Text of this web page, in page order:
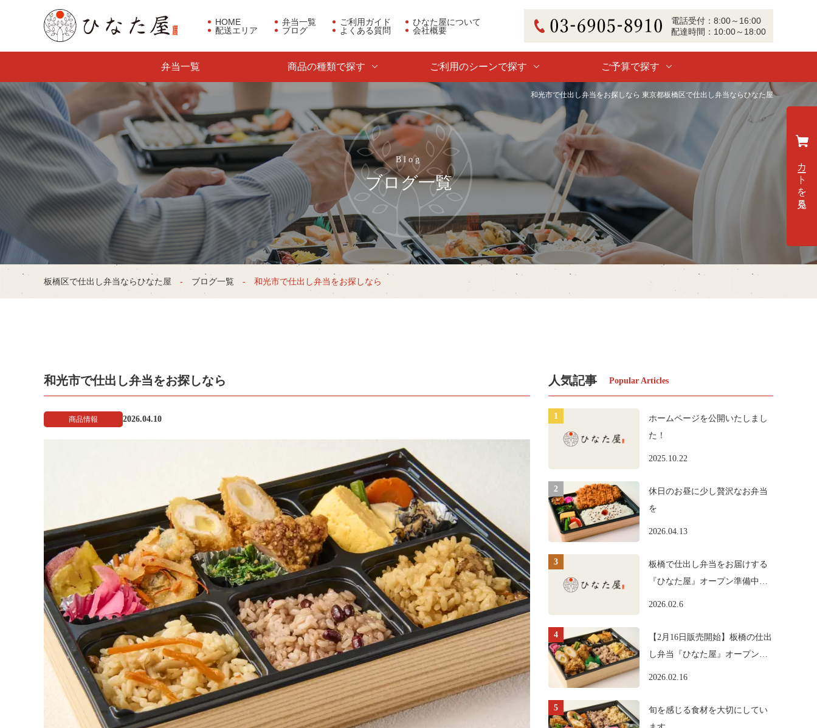
和光市で仕出し弁当をお探しなら 東京都板橋区で仕出し弁当ならひなた屋
東京都板橋区で仕出し弁当な
HOME 弁当一覧 ご利用ガイド
ひなた屋について
配送エリア
ブログ よくある質問 会社概要
03-6905-8910
電話受付 ： 8:00～16:00
配達時間： 10:00～18:00
弁当一覧 商品の種類で探す ご利用のシーンで探す ご予算で探す
ブログ一覧
板橋区で仕出し弁当ならひなた屋 ブログ一覧 和光市で仕出し弁当をお探しなら
和光市で仕出し弁当をお探しなら
商品情報 2026.04.10
人気記事
ホームページを公開いたしまし
た！
2025.10.22
休日のお昼に少し贅沢なお弁当
を
2026.04.13
板橋で仕出し弁当をお届けする
『ひなた屋』オープン準備中で
2026.02.6
【2月16日販売開始】板橋の仕出
し弁当『ひなた屋』オープンの
2026.02.16
旬を感じる食材を大切にしてい
カートを見る